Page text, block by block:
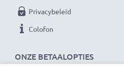
ONZE BETAALOPTIES
Privacybeleid
Colofon